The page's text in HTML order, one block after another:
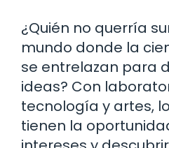
¿Quién no querría
mundo donde la
se entrelazan para
ideas? Con
tecnología y artes,
tienen la